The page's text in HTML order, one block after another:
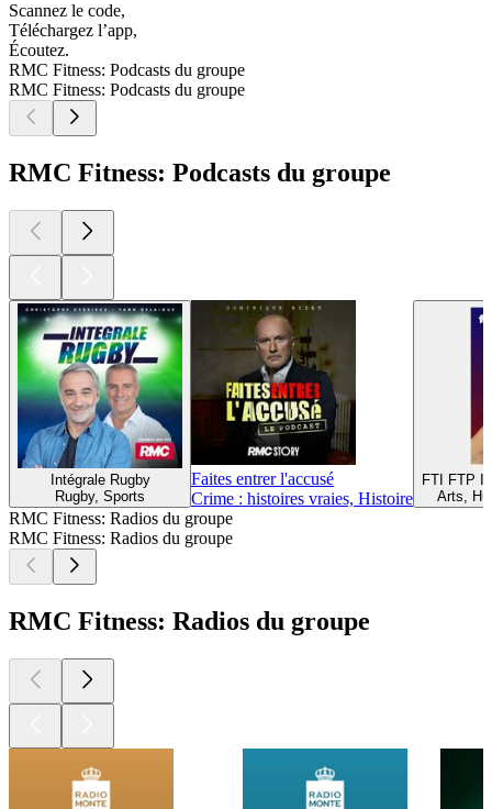
Scannez le code,
Téléchargez l’app,
Écoutez.
RMC Fitness: Podcasts du groupe
RMC Fitness: Podcasts du groupe
RMC Fitness: Podcasts du groupe
Intégrale Rugby
Rugby, Sports
Faites entrer l'accusé
Crime : histoires vraies, Histoire
FTI FTP
Arts,
RMC Fitness: Radios du groupe
RMC Fitness: Radios du groupe
RMC Fitness: Radios du groupe